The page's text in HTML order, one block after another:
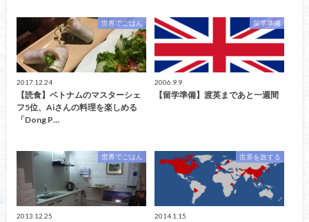
世界でごはん
2017.12.24
【読食】ベトナムのマスターシェ
フ5位、Aiさんの料理を楽しめる
「Dong P…
留学準備
2006.9.9
【留学準備】渡英まであと一週間
世界でごはん
2013.12.25
世界を旅する
2014.1.15